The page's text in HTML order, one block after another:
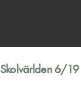
Skolvärlden 6/19